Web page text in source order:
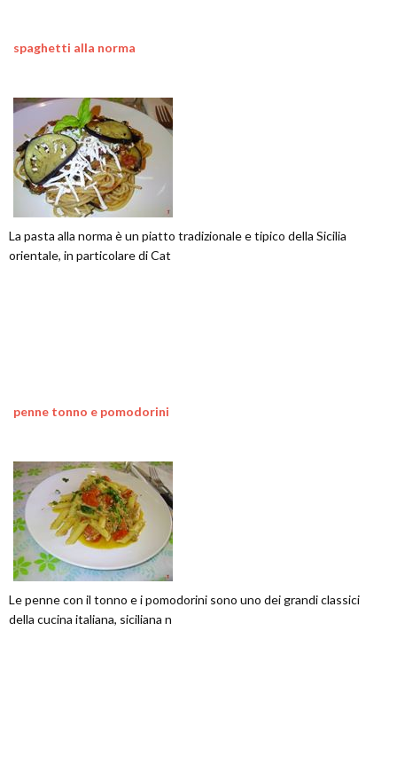
spaghetti alla norma
La pasta alla norma è un piatto tradizionale e tipico della Sicilia
orientale, in particolare di Cat
penne tonno e pomodorini
Le penne con il tonno e i pomodorini sono uno dei grandi classici
della cucina italiana, siciliana n